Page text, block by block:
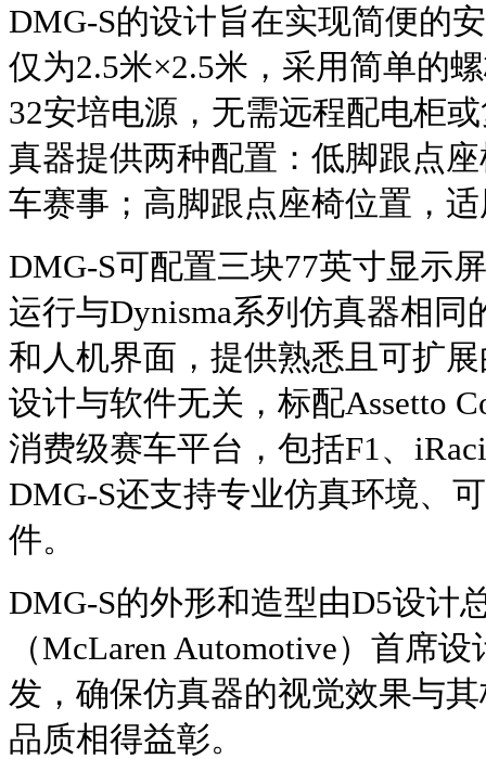
DMG-S的设计旨在实现简便的
仅为2.5米×2.5米，采用简单的
32安培电源，无需远程配电柜
真器提供两种配置：低脚跟点
车赛事；高脚跟点座椅位置，
DMG-S可配置三块77英寸显示
运行与Dynisma系列仿真器相
和人机界面，提供熟悉且可扩
设计与软件无关，标配Assetto
消费级赛车平台，包括F1、
DMG-S还支持专业仿真环境、
件。
DMG-S的外形和造型由D5设计
（McLaren Automotive）首席
发，确保仿真器的视觉效果与
品质相得益彰。